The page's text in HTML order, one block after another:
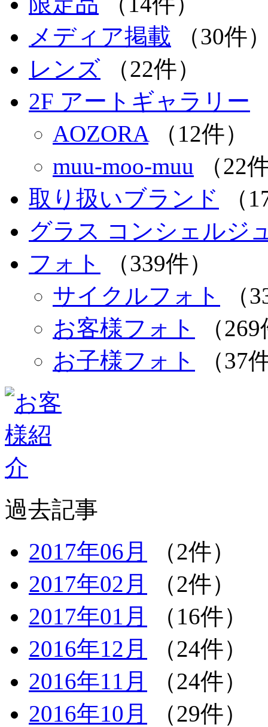
メディア掲載 （30件
レンズ （22件）
2F アートギャラリー
AOZORA（12件）
muu-moo-muu （22
取り扱いブランド
（
グラス コンシェルジ
フォト
（339件）
サイクルフォト
（
お客様フォト
（
お子様フォト
（37
過去記事
2017年06月
（2件）
2017年02月
（2件）
2017年01月
（16件）
2016年12月
（24件）
2016年11月
（24件）
2016年10月
（29件）